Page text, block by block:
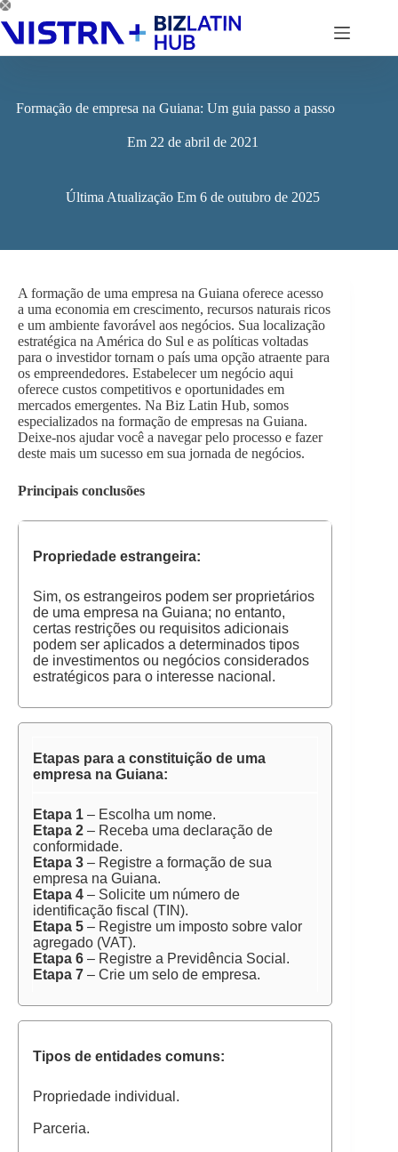
Pular
para
conteúdo
Formação de empresa na Guiana: Um guia passo a passo
Em 22 de abril de 2021
Última Atualização Em 6 de outubro de 2025
A formação de uma empresa na Guiana oferece acesso
a uma economia em crescimento, recursos naturais ricos
e um ambiente favorável aos negócios. Sua localização
estratégica na América do Sul e as políticas voltadas
para o investidor tornam o país uma opção atraente para
os empreendedores. Estabelecer um negócio aqui
oferece custos competitivos e oportunidades em
mercados emergentes. Na Biz Latin Hub, somos
especializados na formação de empresas na Guiana.
Deixe-nos ajudar você a navegar pelo processo e fazer
deste mais um sucesso em sua jornada de negócios.
Principais conclusões
Propriedade estrangeira:
Sim, os estrangeiros podem ser proprietários
de uma empresa na Guiana; no entanto,
certas restrições ou requisitos adicionais
podem ser aplicados a determinados tipos
de investimentos ou negócios considerados
estratégicos para o interesse nacional.
Etapas para a constituição de uma
empresa na Guiana:
Etapa 1 – Escolha um nome.
Etapa 2 – Receba uma declaração de
conformidade.
Etapa 3 – Registre a formação de sua
empresa na Guiana.
Etapa 4 – Solicite um número de
identificação fiscal (TIN).
Etapa 5 – Registre um imposto sobre valor
agregado (VAT).
Etapa 6 – Registre a Previdência Social.
Etapa 7 – Crie um selo de empresa.
Tipos de entidades comuns:
Propriedade individual.
Parceria.